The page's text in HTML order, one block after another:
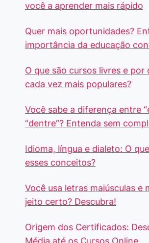
você a aprender mais rápido
Quer mais oportunidades?
importância da educação
O que são cursos livres e por
cada vez mais populares?
Você sabe a diferença entre
“dentre”? Entenda sem
Idioma, língua e dialeto: O
esses conceitos?
Você usa letras maiúsculas e
jeito certo? Descubra!
Origem dos Certificados: